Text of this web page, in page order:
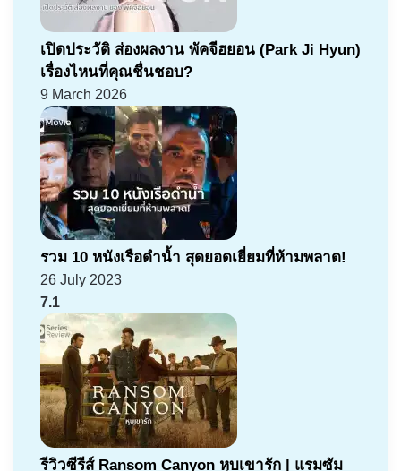
เปิดประวัติ ส่องผลงาน พัคจีฮยอน (Park Ji Hyun)
เรื่องไหนที่คุณชื่นชอบ?
9 March 2026
รวม 10 หนังเรือดำน้ำ สุดยอดเยี่ยมที่ห้ามพลาด!
26 July 2023
7.1
รีวิวซีรีส์ Ransom Canyon หุบเขารัก | แรมซัม